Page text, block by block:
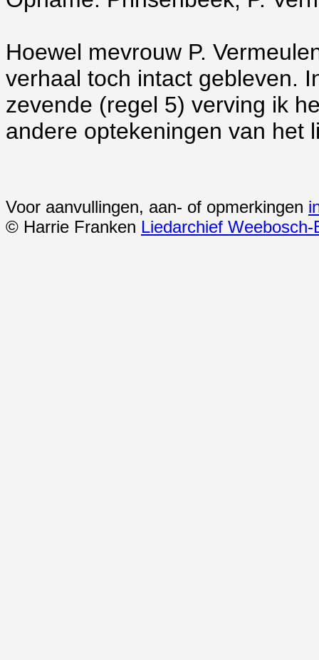
Hoewel mevrouw P.
verhaal toch intact gebleven.
zevende (regel 5) verving ik
andere optekeningen van het
Voor aanvullingen, aan- of opmerkingen
© Harrie Franken Liedarchief Weebosch-